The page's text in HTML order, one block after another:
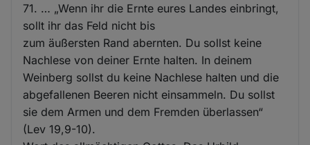
71. … „Wenn ihr die Ernte eures Landes einbringt,
sollt ihr das Feld nicht bis
zum äußersten Rand abernten. Du sollst keine
Nachlese von deiner Ernte halten. In deinem
Weinberg sollst du keine Nachlese halten und die
abgefallenen Beeren nicht einsammeln. Du sollst
sie dem Armen und dem Fremden überlassen“
(Lev 19,9-10).